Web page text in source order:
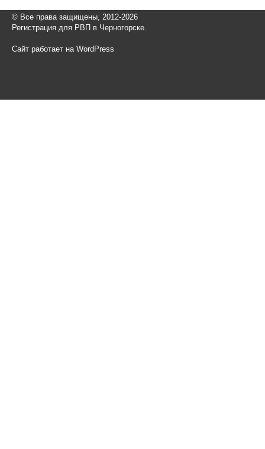
© Все права защищены, 2012-2026
Регистрация для РВП в Черногорске.
Сайт работает на WordPress